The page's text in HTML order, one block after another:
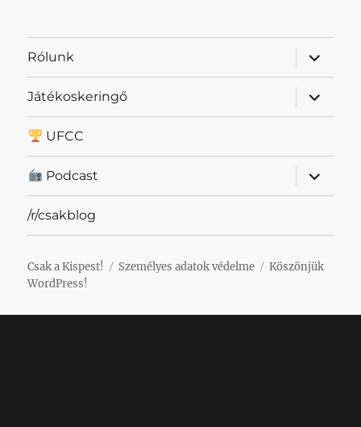
Rólunk
almenü
Játékoskeringő
almenü
UFCC
Podcast
almenü
/r/csakblog
Csak a Kispest! Személyes adatok védelme
Köszönjük
WordPress!